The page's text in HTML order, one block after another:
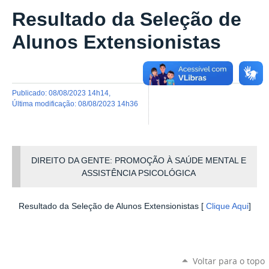
Resultado da Seleção de
Alunos Extensionistas
publicado: 08/08/2023 14h14
última modificação: 08/08/2023 14h36
DIREITO DA GENTE: PROMOÇÃO À SAÚDE MENTAL E
ASSISTÊNCIA PSICOLÓGICA
Resultado da Seleção de Alunos Extensionistas [ Clique Aqui]
Voltar para o topo